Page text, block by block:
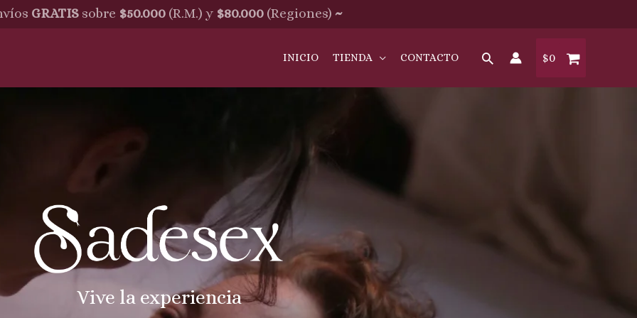
GRATIS sobre $50.000 (R.M.) y $80.000 (Regiones) ~
INICIO TIENDA CONTACTO $0
Vive la experiencia